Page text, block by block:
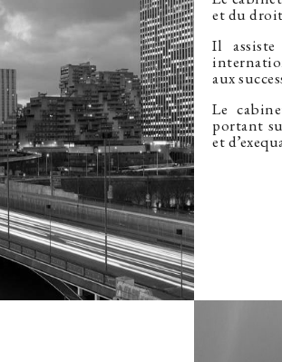
et du
Il
aux
Le
portant
et